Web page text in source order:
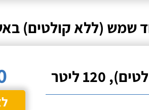
שמש (ללא קולטים)
ליטר